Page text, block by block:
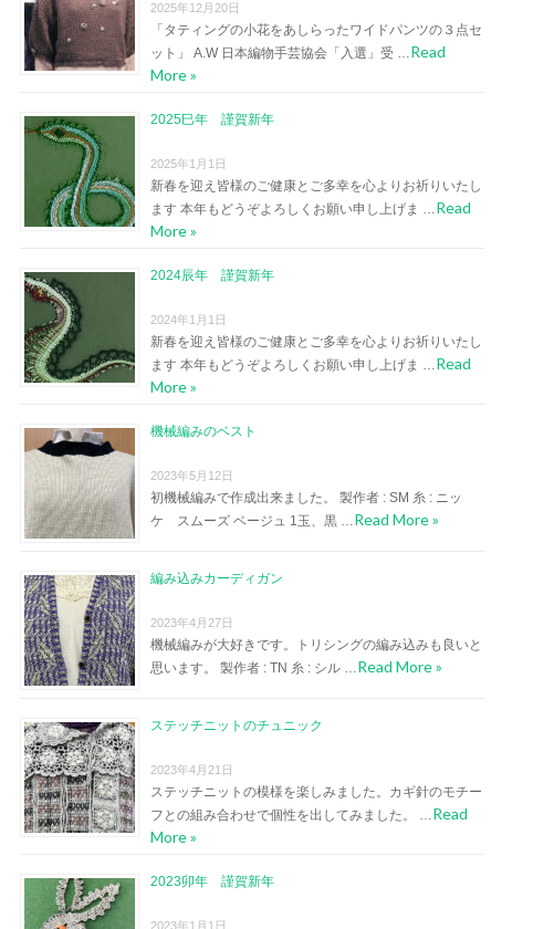
2025年12月20日
「タティングの小花をあしらったワイドパンツの３点セ
ット」 A.W 日本編物手芸協会「入選」受 …Read
More »
2025巳年 謹賀新年
2025年1月1日
新春を迎え皆様のご健康とご多幸を心よりお祈りいたし
ます 本年もどうぞよろしくお願い申し上げま …Read
More »
2024辰年 謹賀新年
2024年1月1日
新春を迎え皆様のご健康とご多幸を心よりお祈りいたし
ます 本年もどうぞよろしくお願い申し上げま …Read
More »
機械編みのベスト
2023年5月12日
初機械編みで作成出来ました。 製作者 : SM 糸 : ニッ
ケ スムーズ ベージュ 1玉、黒 …Read More »
編み込みカーディガン
2023年4月27日
機械編みが大好きです。トリシングの編み込みも良いと
思います。 製作者 : TN 糸 : シル …Read More »
ステッチニットのチュニック
2023年4月21日
ステッチニットの模様を楽しみました。カギ針のモチー
フとの組み合わせで個性を出してみました。 …Read
More »
2023卯年 謹賀新年
2023年1月1日